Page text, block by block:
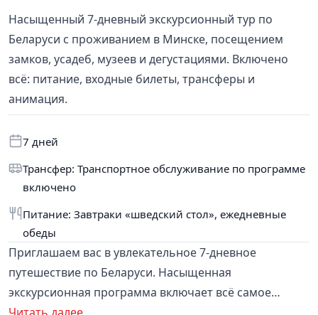
Насыщенный 7-дневный экскурсионный тур по
Беларуси с проживанием в Минске, посещением
замков, усадеб, музеев и дегустациями. Включено
всё: питание, входные билеты, трансферы и
анимация.
7 дней
Трансфер: Транспортное обслуживание по программе
включено
Питание: Завтраки «шведский стол», ежедневные
обеды
Приглашаем вас в увлекательное 7-дневное
путешествие по Беларуси. Насыщенная
экскурсионная программа включает всё самое